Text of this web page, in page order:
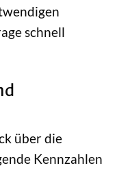
schnell
über die
Kennzahlen